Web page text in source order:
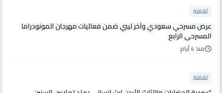
ثقافة
عرض مسرحي سعودي وآخر ليبي ضمن فعاليات مهرجان المونودراما
المسرحي الرابع
منذ 4 أيام
ثقافة